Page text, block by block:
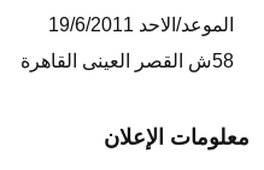
الموعد/الاحد 19/6/2011
58ش القصر العينى القاهرة
معلومات الإعلان